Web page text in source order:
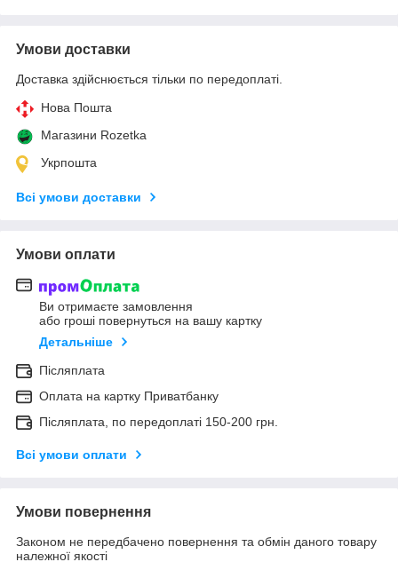
Умови доставки
Доставка здійснюється тільки по передоплаті.
Нова Пошта
Магазини Rozetka
Укрпошта
Всі умови доставки
Умови оплати
Ви отримаєте замовлення
або гроші повернуться на вашу картку
Детальніше
Післяплата
Оплата на картку Приватбанку
Післяплата, по передоплаті 150-200 грн.
Всі умови оплати
Умови повернення
Законом не передбачено повернення та обмін даного товару
належної якості